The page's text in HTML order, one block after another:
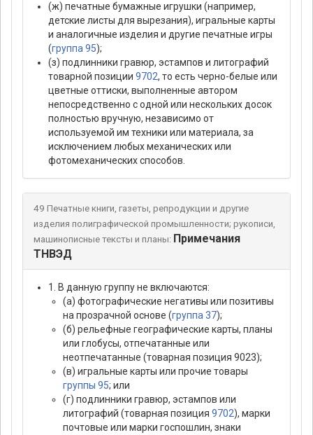
(ж) печатные бумажные игрушки (например,
детские листы для вырезания), игральные карты
и аналогичные изделия и другие печатные игры
(группа 95);
(з) подлинники гравюр, эстампов и литографий
товарной позиции 9702, то есть черно-белые или
цветные оттиски, выполненные автором
непосредственно с одной или нескольких досок
полностью вручную, независимо от
используемой им техники или материала, за
исключением любых механических или
фотомеханических способов.
49 Печатные книги, газеты, репродукции и другие
изделия полиграфической промышленности; рукописи,
машинописные тексты и планы: Примечания
ТНВЭД
1. В данную группу не включаются:
(а) фотографические негативы или позитивы
на прозрачной основе (группа 37);
(б) рельефные географические карты, планы
или глобусы, отпечатанные или
неотпечатанные (товарная позиция 9023);
(в) игральные карты или прочие товары
группы 95; или
(г) подлинники гравюр, эстампов или
литографий (товарная позиция 9702), марки
почтовые или марки госпошлин, знаки